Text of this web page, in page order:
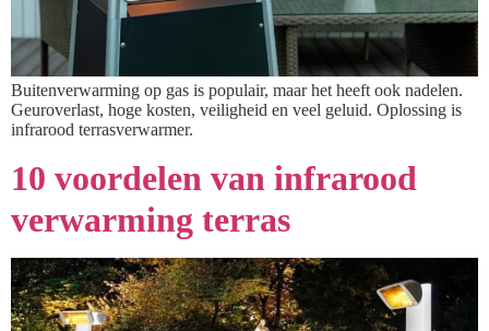
Buitenverwarming op gas is populair, maar het heeft ook nadelen.
Geuroverlast, hoge kosten, veiligheid en veel geluid. Oplossing is
infrarood terrasverwarmer.
10 voordelen van infrarood
verwarming terras